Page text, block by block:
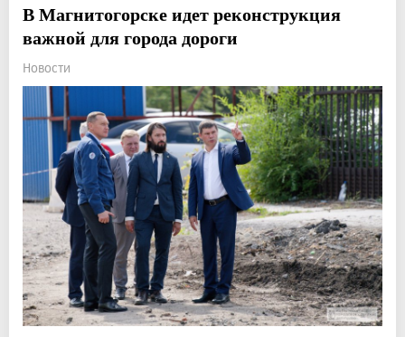
В Магнитогорске идет реконструкция
важной для города дороги
Новости